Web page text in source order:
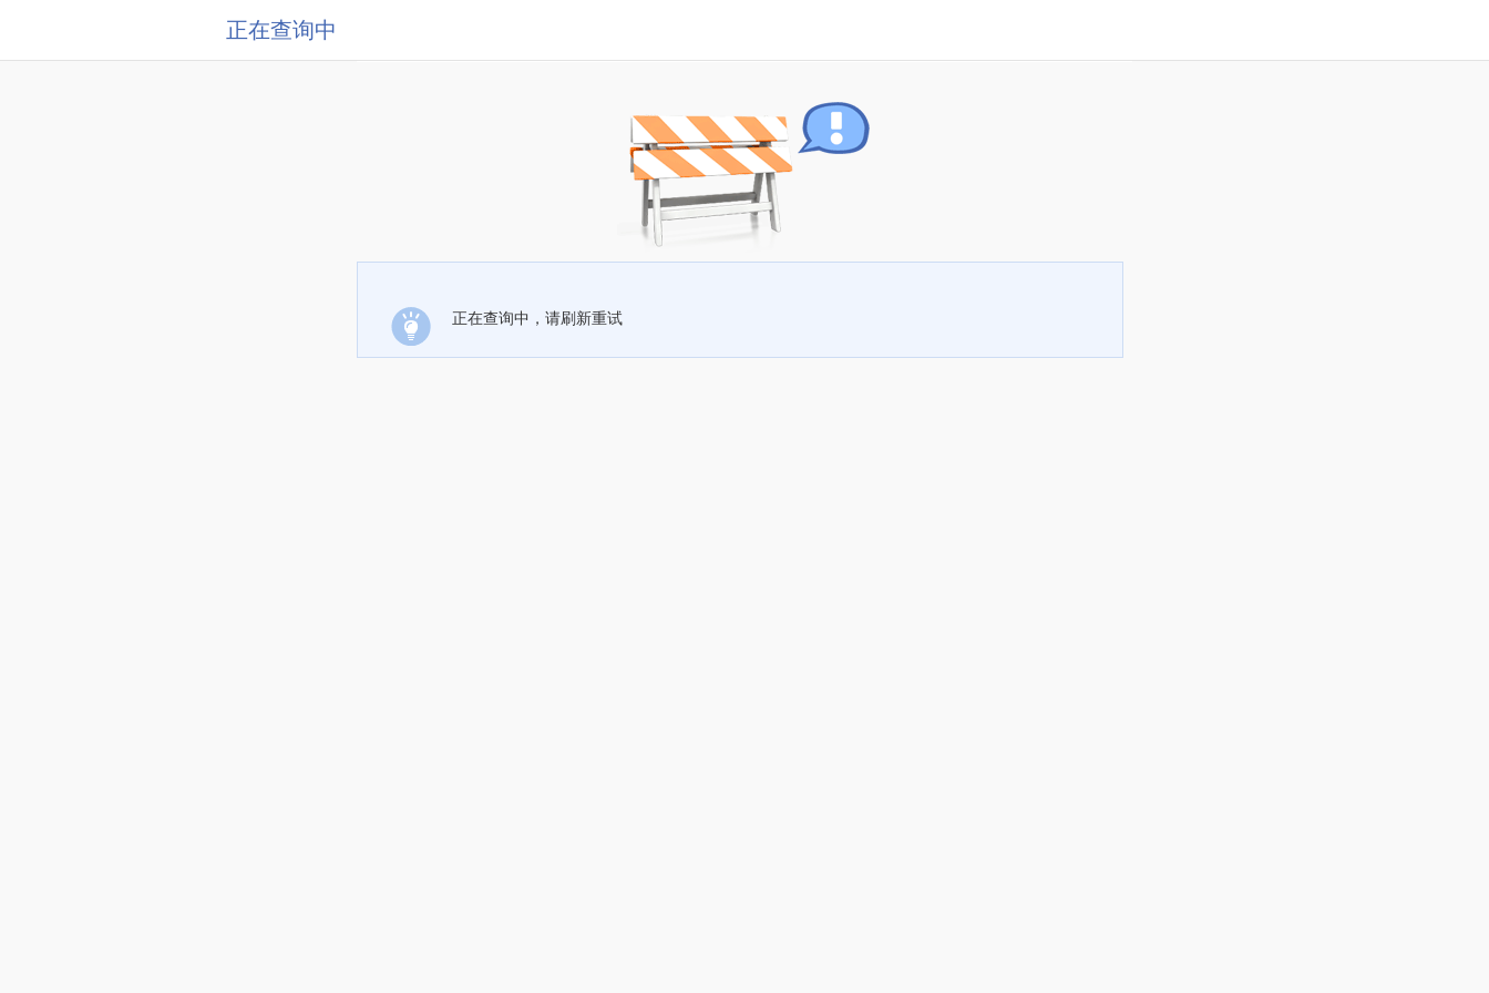
正在查询中
正在查询中，请刷新重试